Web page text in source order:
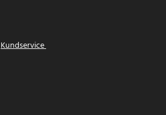
Kundservice